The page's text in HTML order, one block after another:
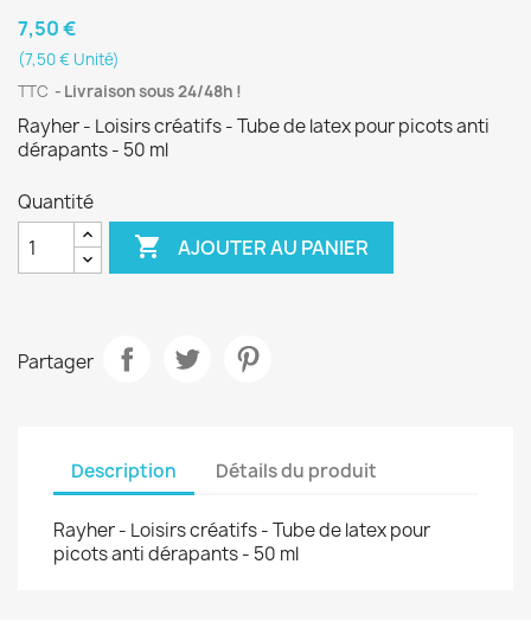
7,50 €
(7,50 € Unité)
TTC
Livraison sous 24/48h !
Rayher - Loisirs créatifs - Tube de latex pour picots anti
dérapants - 50 ml
Quantité
 AJOUTER AU PANIER
Partager
Description Détails du produit
Rayher - Loisirs créatifs - Tube de latex pour
picots anti dérapants - 50 ml